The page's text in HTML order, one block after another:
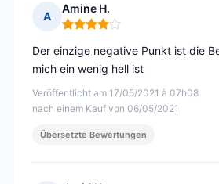
A
Amine H.
Hinweis: 4 von 5
Veröffentlicht am 17/05/2021 à 07h08
nach einem Kauf von 06/05/2021
Der einzige negative Punkt ist die
mich ein wenig hell ist
Übersetzte Bewertungen